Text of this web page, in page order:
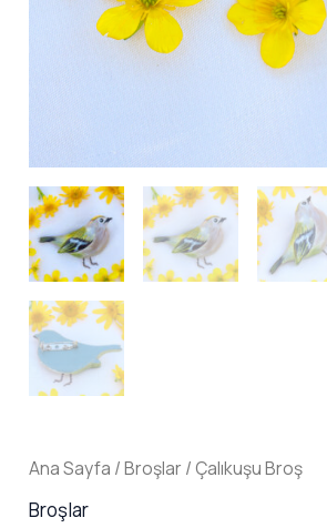
Ana Sayfa /Broşlar / Çalıkuşu Broş
Broşlar